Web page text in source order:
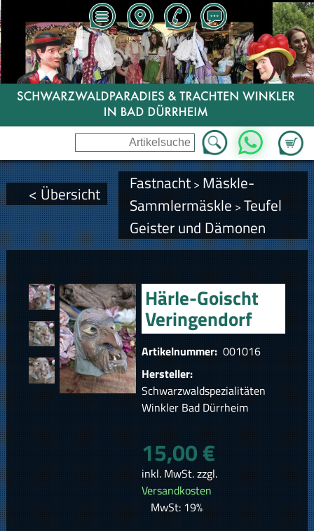
Zum
WhatsApp
< Übersicht Fastnacht> Mäskle-
Sammlermäskle > Teufel
Geister und Dämonen
Härle-Goischt
Veringendorf
Artikelnummer: 001016
Hersteller:
Schwarzwaldspezialitäten
Winkler Bad Dürrheim
15,00 €
inkl. MwSt. zzgl.
Versandkosten
MwSt: 19%